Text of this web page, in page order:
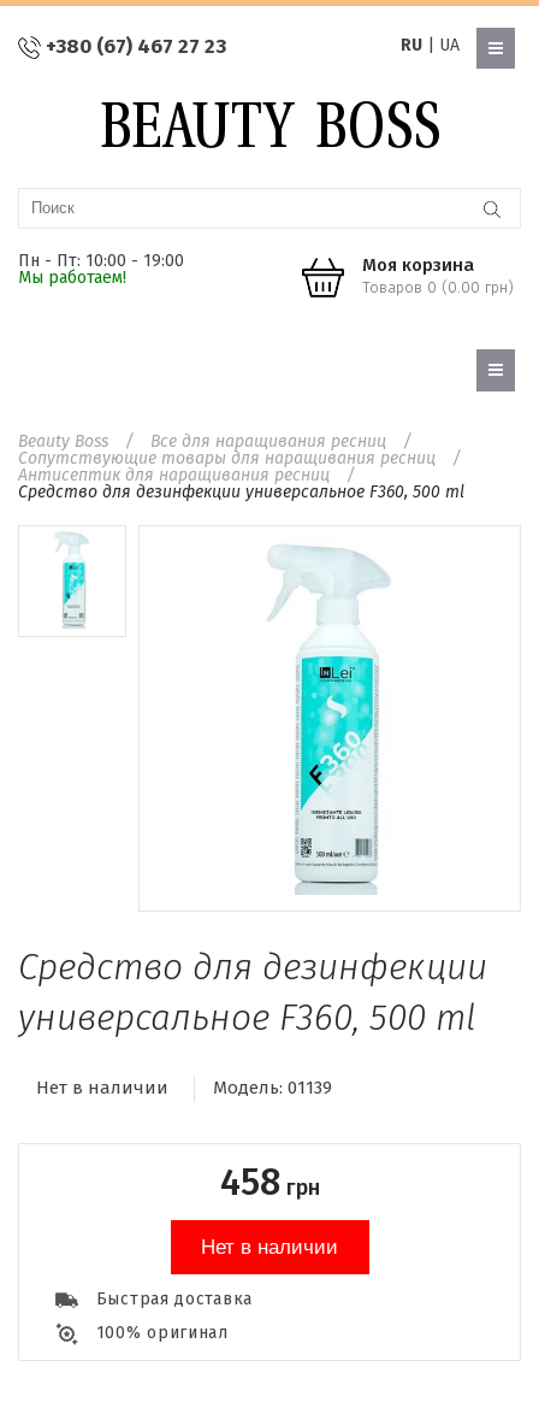
+380 (67) 467 27 23 RU| UA
Пн - Пт: 10:00 - 19:00
Мы работаем!
Моя корзина
Товаров 0 (0.00 грн)
Beauty Boss
Все для наращивания ресниц
Сопутствующие товары для наращивания ресниц
Антисептик для наращивания ресниц
Средство для дезинфекции универсальное F360, 500 ml
Средство для дезинфекции
универсальное F360, 500 ml
Нет в наличии Модель: 01139
458грн
Нет в наличии
Быстрая доставка
100% оригинал